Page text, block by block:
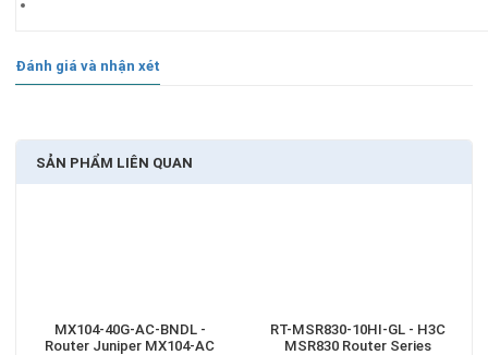
Đánh giá và nhận xét
SẢN PHẨM LIÊN QUAN
MX104-40G-AC-BNDL -
Router Juniper MX104-AC
RT-MSR830-10HI-GL - H3C
MSR830 Router Series